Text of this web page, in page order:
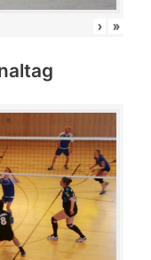
› »